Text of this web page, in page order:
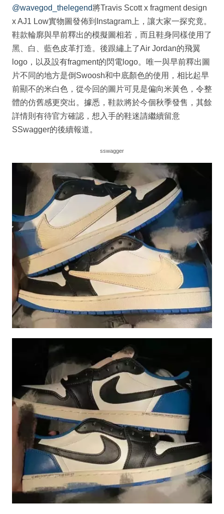
@wavegod_thelegend將Travis Scott x fragment design
x AJ1 Low實物圖發佈到Instagram上，讓大家一探究竟。
鞋款輪廓與早前釋出的模擬圖相若，而且鞋身同樣使用了
黑、白、藍色皮革打造。後跟繡上了Air Jordan的飛翼
logo，以及設有fragment的閃電logo。唯一與早前釋出圖
片不同的地方是倒Swoosh和中底顏色的使用，相比起早
前顯不的米白色，從今回的圖片可見是偏向米黃色，令整
體的仿舊感更突出。據悉，鞋款將於今個秋季發售，其餘
詳情則有待官方確認，想入手的鞋迷請繼續留意
SSwagger的後續報道。
sswagger